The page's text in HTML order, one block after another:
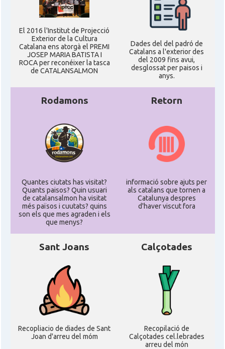
El 2016 l'Institut de Projecció
Exterior de la Cultura
Catalana ens atorgà el PREMI
JOSEP MARIA BATISTA I
ROCA per reconéixer la tasca
de CATALANSALMON
Dades del del padró de
Catalans a l'exterior des
del 2009 fins avui,
desglossat per paisos i
anys.
Rodamons
Quantes ciutats has visitat?
Quants paisos? Quin usuari
de catalansalmon ha visitat
més països i cuutats? quins
son els que mes agraden i els
que menys?
Retorn
informació sobre ajuts per
als catalans que tornen a
Catalunya despres
d'haver viscut fora
Sant Joans
Recopliacio de diades de Sant
Joan d'arreu del móm
Calçotades
Recopilació de
Calçotades cel.lebrades
arreu del món